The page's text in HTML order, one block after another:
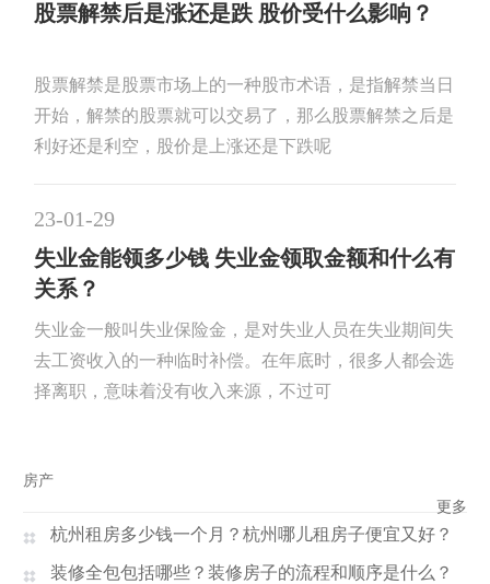
股票解禁后是涨还是跌 股价受什么影响？
股票解禁是股票市场上的一种股市术语，是指解禁当日
开始，解禁的股票就可以交易了，那么股票解禁之后是
利好还是利空，股价是上涨还是下跌呢
23-01-29
失业金能领多少钱 失业金领取金额和什么有
关系？
失业金一般叫失业保险金，是对失业人员在失业期间失
去工资收入的一种临时补偿。在年底时，很多人都会选
择离职，意味着没有收入来源，不过可
房产
更多
杭州租房多少钱一个月？杭州哪儿租房子便宜又好？
装修全包包括哪些？装修房子的流程和顺序是什么？